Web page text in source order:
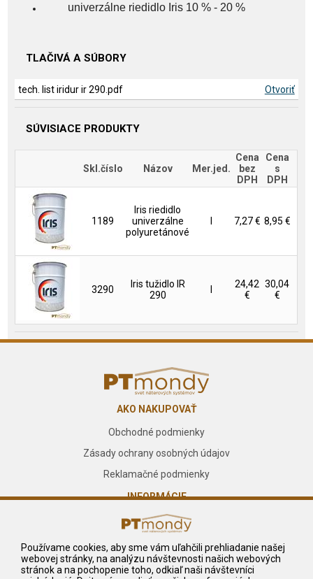
univerzálne riedidlo Iris 10 % - 20 %
TLAČIVÁ A SÚBORY
tech. list iridur ir 290.pdf Otvoriť
SÚVISIACE PRODUKTY
Skl.číslo Názov Mer.jed.
Cena
bez
DPH
Cena
s
DPH
1189
Iris riedidlo
univerzálne
polyuretánové
l 7,27 € 8,95 €
3290
Iris tužidlo IR
290
l
24,42
€
30,04
€
AKO NAKUPOVAŤ
Obchodné podmienky
Zásady ochrany osobných údajov
Reklamačné podmienky
INFORMÁCIE
O nás
Služby
Používame cookies, aby sme vám uľahčili prehliadanie našej
webovej stránky, na analýzu návštevnosti našich webových
stránok a na pochopenie toho, odkiaľ naši návštevníci